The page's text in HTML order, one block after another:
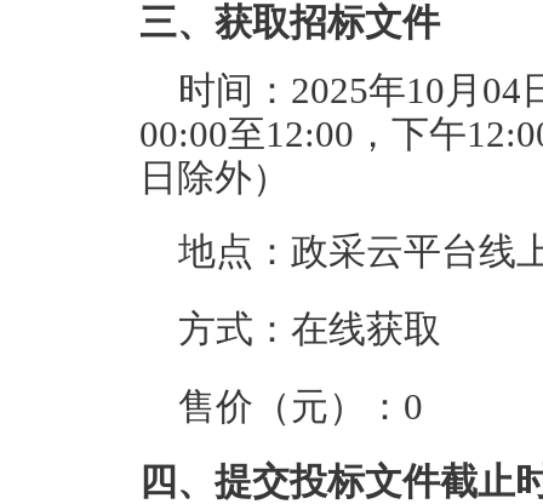
三、获取招标文件
时间： 2025年10月04
00:00至12:00 ，下午
日除外）
地点： 政采云平台线
方式： 在线获取
售价（元）： 0
四、提交投标文件截止